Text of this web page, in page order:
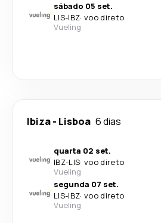
sábado 05 set.
LIS-IBZ· voo direto
Vueling
Ibiza- Lisboa 6 dias
quarta 02 set.
IBZ-LIS· voo direto
Vueling
segunda 07 set.
LIS-IBZ· voo direto
Vueling